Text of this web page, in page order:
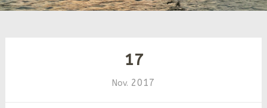
17
Nov. 2017